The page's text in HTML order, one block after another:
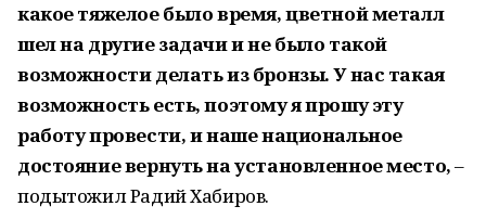
какое тяжелое было время, цветной металл
шел на другие задачи и не было такой
возможности делать из бронзы. У нас такая
возможность есть, поэтому я прошу эту
работу провести, и наше национальное
достояние вернуть на установленное место,–
подытожил Радий Хабиров.